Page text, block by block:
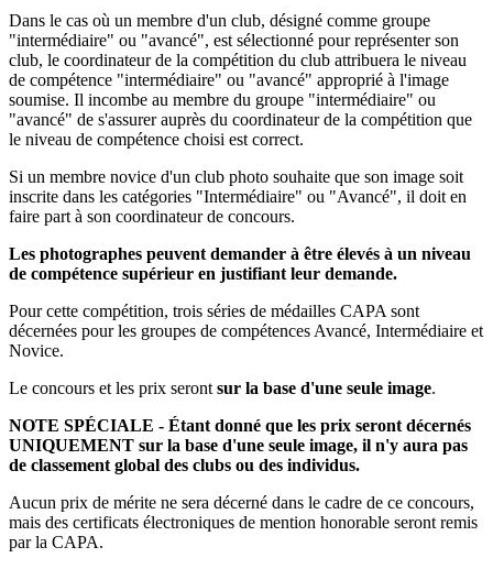
Dans le cas où un membre d'un club, désigné comme groupe
"intermédiaire" ou "avancé", est sélectionné pour représenter son
club, le coordinateur de la compétition du club attribuera le niveau
de compétence "intermédiaire" ou "avancé" approprié à l'image
soumise. Il incombe au membre du groupe "intermédiaire" ou
"avancé" de s'assurer auprès du coordinateur de la compétition que
le niveau de compétence choisi est correct.
Si un membre novice d'un club photo souhaite que son image soit
inscrite dans les catégories "Intermédiaire" ou "Avancé", il doit en
faire part à son coordinateur de concours.
Les photographes peuvent demander à être élevés à un niveau
de compétence supérieur en justifiant leur demande.
Pour cette compétition, trois séries de médailles CAPA sont
décernées pour les groupes de compétences Avancé, Intermédiaire et
Novice.
Le concours et les prix serontsur la base d'une seule image.
NOTE SPÉCIALE - Étant donné que les prix seront décernés
UNIQUEMENT sur la base d'une seule image, il n'y aura pas
de classement global des clubs ou des individus.
Aucun prix de mérite ne sera décerné dans le cadre de ce concours,
mais des certificats électroniques de mention honorable seront remis
par la CAPA.